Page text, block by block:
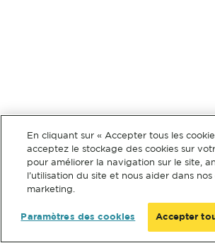
En cliquant sur « Accepter tous les
acceptez le stockage des cookies sur
pour améliorer la navigation sur le site,
l’utilisation du site et nous aider dans
marketing.
Paramètres des cookies Accepter